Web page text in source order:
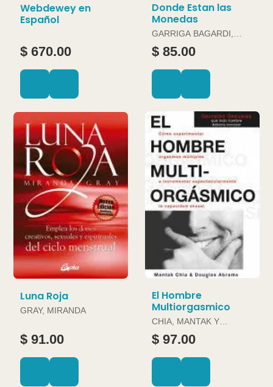
Webdewey en
Español
$ 670.00
Donde Estan las
Monedas
GARRIGA BAGARDI,
JOAN
$ 85.00
Luna Roja
GRAY, MIRANDA
$ 91.00
El Hombre
Multiorgasmico
CHIA, MANTAK Y
DOUGLAS ABRAMS
$ 97.00